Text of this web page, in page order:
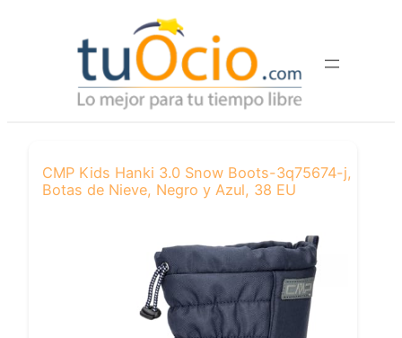
CMP Kids Hanki 3.0 Snow Boots-3q75674-j,
Botas de Nieve, Negro y Azul, 38 EU